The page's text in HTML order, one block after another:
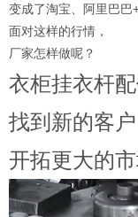
变成了淘宝、阿里巴巴
面对这样的行情，
厂家怎样做呢？
衣柜挂衣杆
找到新的客户
开拓更大的